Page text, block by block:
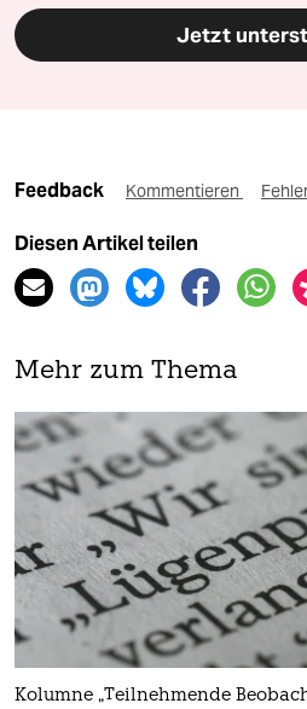
Jetzt
Feedback Kommentieren
Diesen Artikel teilen
Mehr zum Thema
Kolumne „Teilnehmende